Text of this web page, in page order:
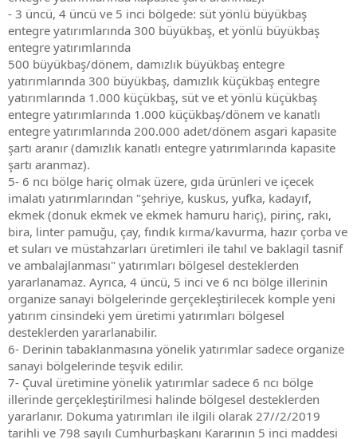
- 3 üncü, 4 üncü ve 5 inci bölgede: süt yönlü büyükbaş
entegre yatırımlarında 300 büyükbaş, et yönlü büyükbaş
entegre yatırımlarında
500 büyükbaş/dönem, damızlık büyükbaş entegre
yatırımlarında 300 büyükbaş, damızlık küçükbaş entegre
yatırımlarında 1.000 küçükbaş, süt ve et yönlü küçükbaş
entegre yatırımlarında 1.000 küçükbaş/dönem ve kanatlı
entegre yatırımlarında 200.000 adet/dönem asgari kapasite
şartı aranır (damızlık kanatlı entegre yatırımlarında kapasite
şartı aranmaz).
5- 6 ncı bölge hariç olmak üzere, gıda ürünleri ve içecek
imalatı yatırımlarından "şehriye, kuskus, yufka, kadayıf,
ekmek (donuk ekmek ve ekmek hamuru hariç), pirinç, rakı,
bira, linter pamuğu, çay, fındık kırma/kavurma, hazır çorba ve
et suları ve müstahzarları üretimleri ile tahıl ve baklagil tasnif
ve ambalajlanması" yatırımları bölgesel desteklerden
yararlanamaz. Ayrıca, 4 üncü, 5 inci ve 6 ncı bölge illerinin
organize sanayi bölgelerinde gerçekleştirilecek komple yeni
yatırım cinsindeki yem üretimi yatırımları bölgesel
desteklerden yararlanabilir.
6- Derinin tabaklanmasına yönelik yatırımlar sadece organize
sanayi bölgelerinde teşvik edilir.
7- Çuval üretimine yönelik yatırımlar sadece 6 ncı bölge
illerinde gerçekleştirilmesi halinde bölgesel desteklerden
yararlanır. Dokuma yatırımları ile ilgili olarak 27//2/2019
tarihli ve 798 sayılı Cumhurbaşkanı Kararının 5 inci maddesi